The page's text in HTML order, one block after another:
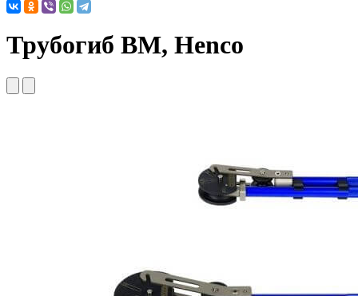
Трубогиб BM, Henco